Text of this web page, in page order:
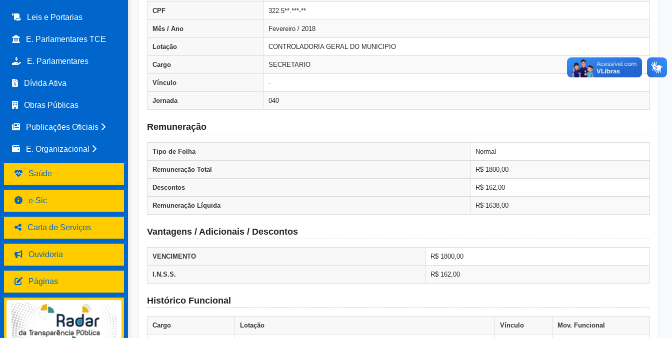
Leis e Portarias
E. Parlamentares TCE
E. Parlamentares
Dívida Ativa
Obras Públicas
Publicações Oficiais
E. Organizacional
Saúde
e-Sic
Carta de Serviços
Ouvidoria
Páginas
CPF 322.5**.***-**
Mês / Ano Fevereiro / 2018
Lotação CONTROLADORIA GERAL DO MUNICIPIO
Cargo SECRETARIO
Vínculo -
Jornada 040
Remuneração
Tipo de Folha Normal
Remuneração Total R$ 1800,00
Descontos R$ 162,00
Remuneração Líquida R$ 1638,00
Vantagens / Adicionais / Descontos
VENCIMENTO R$ 1800,00
I.N.S.S. R$ 162,00
Histórico Funcional
Cargo Lotação Vínculo Mov. Funcional